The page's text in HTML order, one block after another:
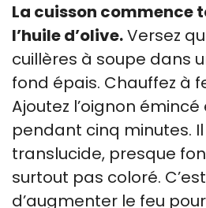
La cuisson commence
l’huile d’olive.Versez
cuillères à soupe dans
fond épais. Chauffez à
Ajoutez l’oignon
pendant cinq minutes.
translucide, presque
surtout pas coloré.
d’augmenter le feu